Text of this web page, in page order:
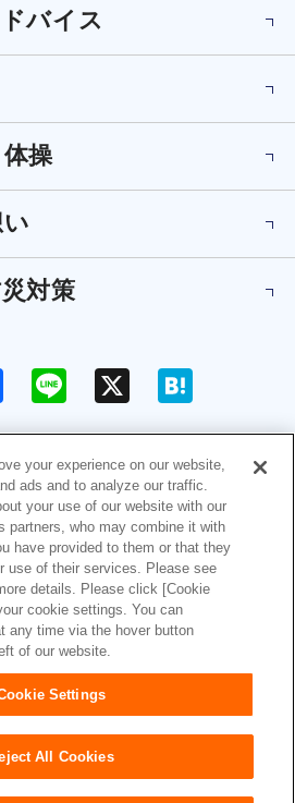
バイス
操
対策
e
o
o
e
e
a
お問い合わせ
プライバシーポリシー
ィガ
障がいの表記について
Japan
your experience on our website,
ads and to analyze our traffic.
your use of our website with our
partners, who may combine it with
have provided to them or that they
use of their services. Please see
details. Please click [Cookie
cookie settings. You can
any time via the hover button
of our website.
Settings
All Cookies